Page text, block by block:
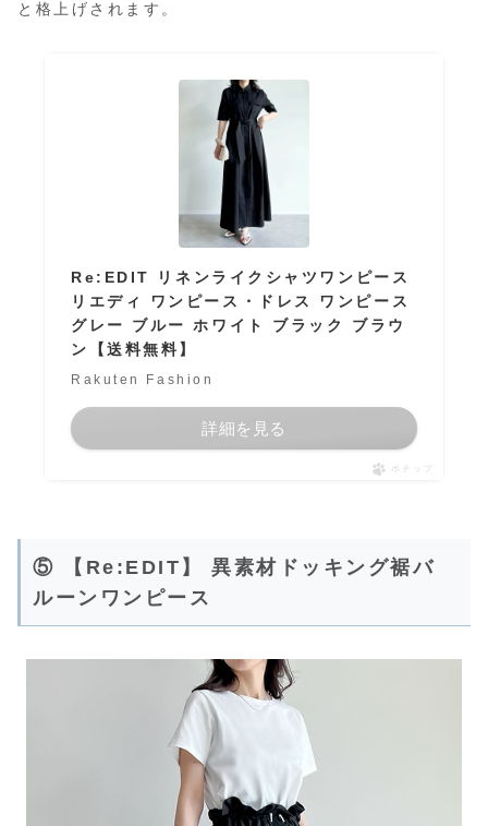
と格上げされます。
Re:EDIT リネンライクシャツワンピース
リエディ ワンピース・ドレス ワンピース
グレー ブルー ホワイト ブラック ブラウ
ン【送料無料】
Rakuten Fashion
詳細を見る
ポチップ
⑤ 【Re:EDIT】 異素材ドッキング裾バ
ルーンワンピース